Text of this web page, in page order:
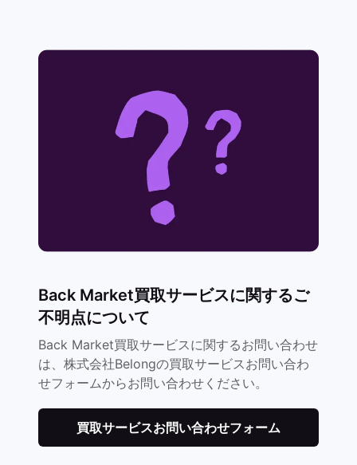
Back Market買取サービスに関するご
不明点について
Back Market買取サービスに関するお問い合わせ
は、株式会社Belongの買取サービスお問い合わ
せフォームからお問い合わせください。
買取サービスお問い合わせフォーム